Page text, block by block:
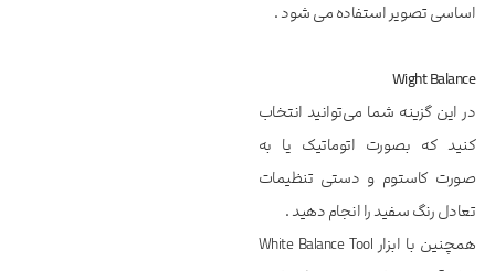
اساسی تصویر استفاده می شود .
Wight Balance
در این گزینه شما می‌توانید انتخاب
کنید که بصورت اتوماتیک یا به
صورت کاستوم و دستی تنظیمات
تعادل رنگ سفید را انجام دهید .
همچنین با ابزار White Balance Tool